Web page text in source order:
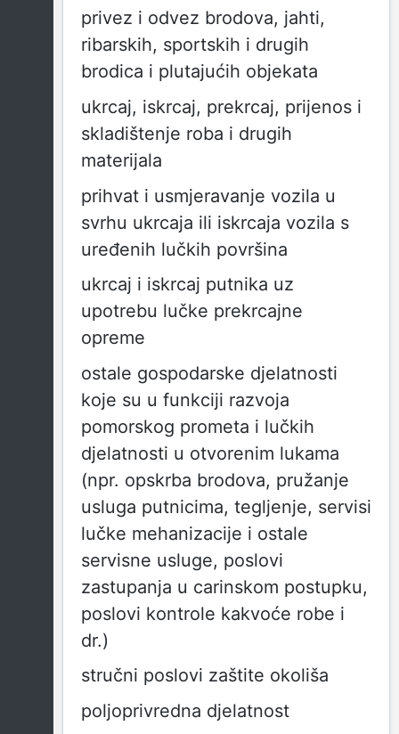
privez i odvez brodova, jahti,
ribarskih, sportskih i drugih
brodica i plutajućih objekata
ukrcaj, iskrcaj, prekrcaj, prijenos i
skladištenje roba i drugih
materijala
prihvat i usmjeravanje vozila u
svrhu ukrcaja ili iskrcaja vozila s
uređenih lučkih površina
ukrcaj i iskrcaj putnika uz
upotrebu lučke prekrcajne
opreme
ostale gospodarske djelatnosti
koje su u funkciji razvoja
pomorskog prometa i lučkih
djelatnosti u otvorenim lukama
(npr. opskrba brodova, pružanje
usluga putnicima, tegljenje, servisi
lučke mehanizacije i ostale
servisne usluge, poslovi
zastupanja u carinskom postupku,
poslovi kontrole kakvoće robe i
dr.)
stručni poslovi zaštite okoliša
poljoprivredna djelatnost